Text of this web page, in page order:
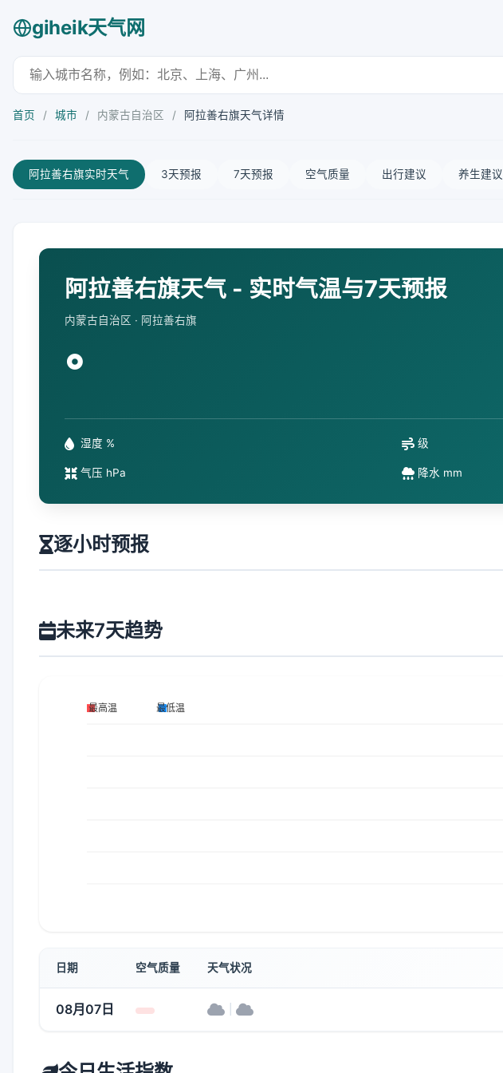
giheik天气网
首页 / 城市 / 内蒙古自治区 / 阿拉善右旗天气详情
阿拉善右旗实时天气 3天预报 7天预报 空气质量 出行建议 养生建议
阿拉善右旗天气 - 实时气温与7天预报
内蒙古自治区 · 阿拉善右旗
°
湿度 % 级
气压 hPa 降水 mm
逐小时预报
未来7天趋势
日期 空气质量 天气状况
08月07日